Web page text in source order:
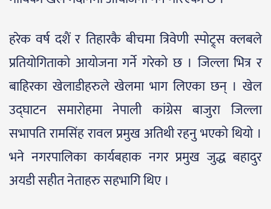
हरेक वर्ष दशैं र तिहारकै बीचमा त्रिवेणी स्पोट्र्स क्लबले
प्रतियोगिताको आयोजना गर्ने गरेको छ । जिल्ला भित्र र
बाहिरका खेलाडीहरुले खेलमा भाग लिएका छन् । खेल
उद्घाटन समारोहमा नेपाली कांग्रेस बाजुरा जिल्ला
सभापति रामसिंह रावल प्रमुख अतिथी रहनु भएको थियो ।
भने नगरपालिका कार्यबहाक नगर प्रमुख जुद्ध बहादुर
अयडी सहीत नेताहरु सहभागि थिए ।